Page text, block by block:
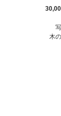
木